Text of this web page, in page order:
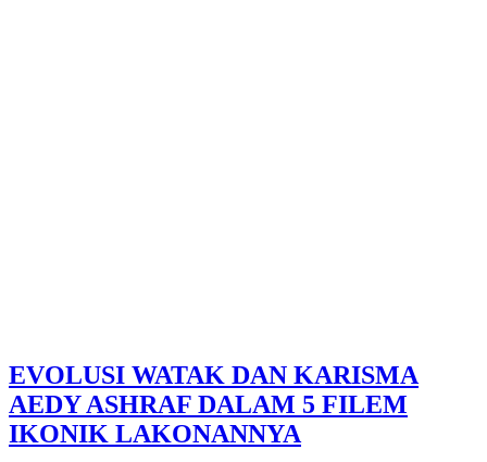
EVOLUSI WATAK DAN KARISMA
AEDY ASHRAF DALAM 5 FILEM
IKONIK LAKONANNYA